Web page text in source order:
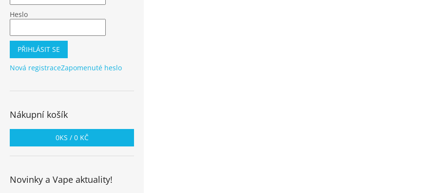
Heslo
PŘIHLÁSIT SE
Nová registraceZapomenuté heslo
Nákupní košík
0KS / 0 KČ
Novinky a Vape aktuality!